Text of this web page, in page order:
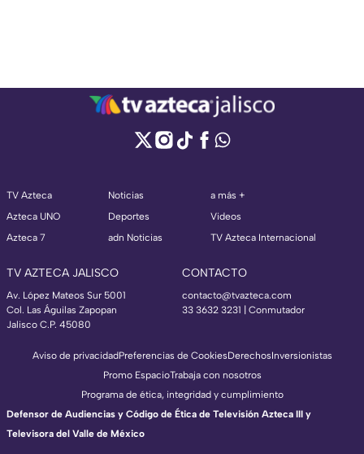
TV Azteca
Azteca UNO
Azteca 7
Noticias
Deportes
adn Noticias
a más +
Videos
TV Azteca Internacional
TV AZTECA JALISCO
Av. López Mateos Sur 5001
Col. Las Águilas Zapopan
Jalisco C.P. 45080
CONTACTO
contacto@tvazteca.com
33 3632 3231 | Conmutador
Aviso de privacidadPreferencias de CookiesDerechosInversionistas
Promo EspacioTrabaja con nosotros
Programa de ética, integridad y cumplimiento
Defensor de Audiencias y Código de Ética de Televisión Azteca III y
Televisora del Valle de México